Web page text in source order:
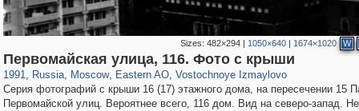
Sizes: 482×294| 1050×640| 1674×1020 W
Первомайская улица, 116. Фото с крыши
1991, Russia
1,407,253 29,248
, Moscow
319,878 8,286
, Eastern AO
20,939 306
, Vostochnoye Izmaylovo
465 4
Серия фотографий с крыши 16 (17) этажного дома, на пересечении 15
Первомайской улиц. Вероятнее всего, 116 дом. Вид на северо-запад. Не